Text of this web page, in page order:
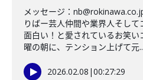
メッセージ：
りばー芸人仲間や業界人そし
面白い！と愛されているお笑い
曜の朝に、テンション上げて元
2026.02.08 |00:27:29